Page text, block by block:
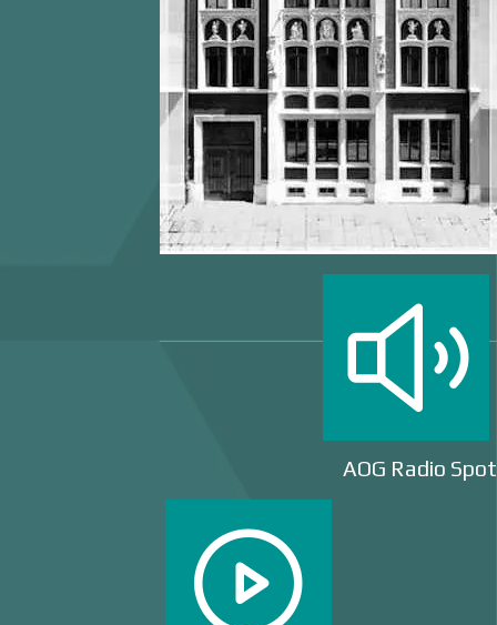
AOG Radio Spot